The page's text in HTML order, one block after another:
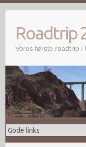
contentRoadtrip
Vores første roadtrip i